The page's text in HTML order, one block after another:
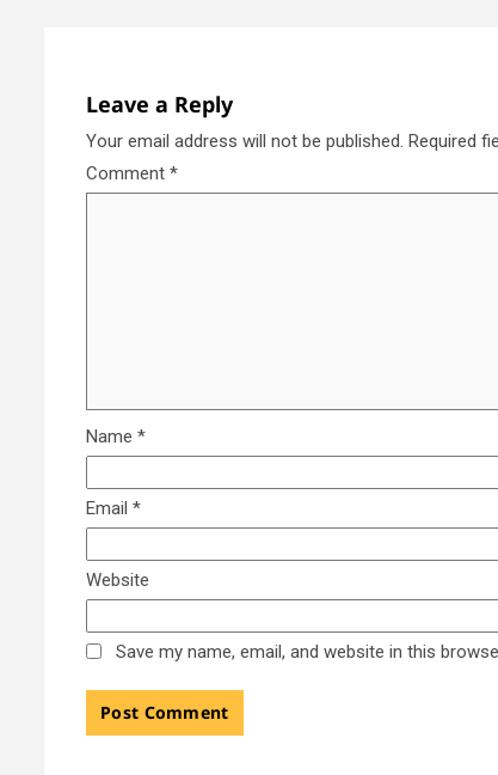
Leave a Reply
Your email address will not be published. Required
Comment *
Name *
Email *
Website
Save my name, email, and website in this